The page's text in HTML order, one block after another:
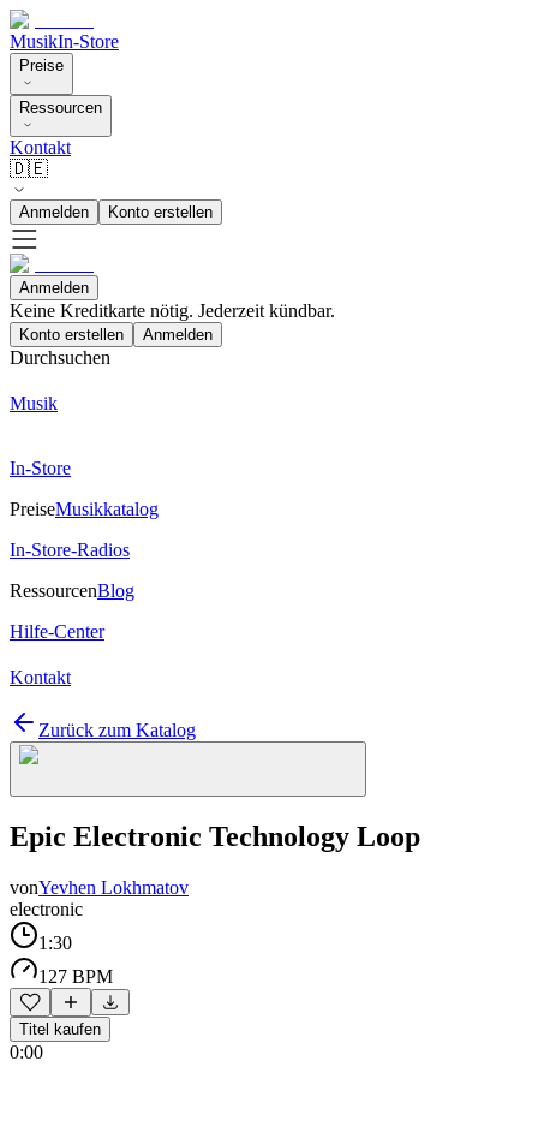
MusikIn-Store
Preise
Ressourcen
Kontakt
🇩🇪
Anmelden Konto erstellen
Anmelden
Keine Kreditkarte nötig. Jederzeit kündbar.
Konto erstellen Anmelden
Durchsuchen
Musik
In-Store
PreiseMusikkatalog
In-Store-Radios
RessourcenBlog
Hilfe-Center
Kontakt
Zurück zum Katalog
Epic Electronic Technology Loop
vonYevhen Lokhmatov
electronic
1:30
127 BPM
Titel kaufen
0:00